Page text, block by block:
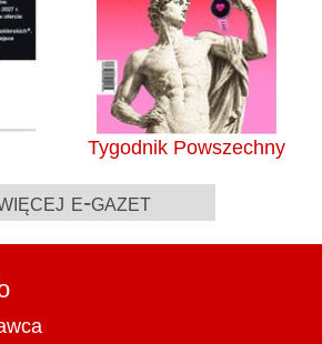
Tygodnik Powszechny
e-gazet